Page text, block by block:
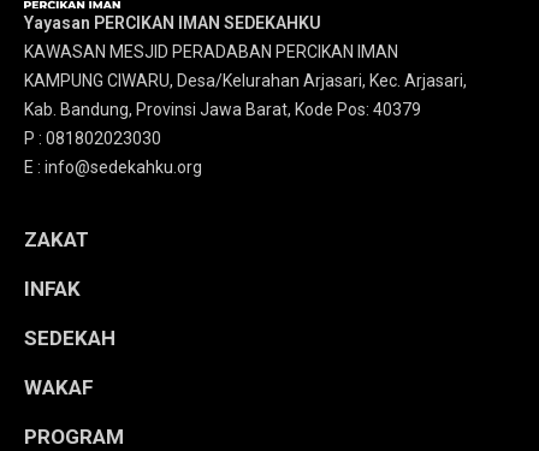
Yayasan PERCIKAN IMAN SEDEKAHKU
KAWASAN MESJID PERADABAN PERCIKAN IMAN
KAMPUNG CIWARU, Desa/Kelurahan Arjasari, Kec. Arjasari,
Kab. Bandung, Provinsi Jawa Barat, Kode Pos: 40379
P : 081802023030
E : info@sedekahku.org
ZAKAT
INFAK
SEDEKAH
WAKAF
PROGRAM